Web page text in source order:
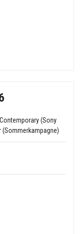
(Sony
(Sommerkampagne)